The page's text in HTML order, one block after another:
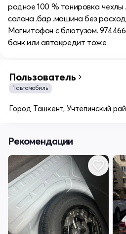
родное 100 % тонировка .чехлы
салона .бар .машина без
Магнитофон с блютузом.
банк или автокредит тоже
Пользователь
1 автомобиль
Город Ташкент, Учтепинский
Рекомендации